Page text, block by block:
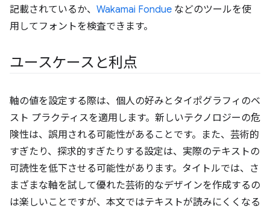
記載されているか、 Wakamai Fondue などのツールを使
用してフォントを検査できます。
ユースケースと利点
軸の値を設定する際は、個人の好みとタイポグラフィのベ
スト プラクティスを適用します。新しいテクノロジーの危
険性は、誤用される可能性があることです。また、芸術的
すぎたり、探求的すぎたりする設定は、実際のテキストの
可読性を低下させる可能性があります。タイトルでは、さ
まざまな軸を試して優れた芸術的なデザインを作成するの
は楽しいことですが、本文ではテキストが読みにくくなる